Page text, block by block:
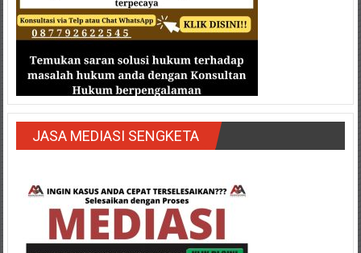
Bekasi/Jakarta
selatan/
Utara/
Pusat/
Karawang/
Lampung
Lampung
Timur/Lampung/
Bengkulu/
JASA MEDIASI SENGKETA